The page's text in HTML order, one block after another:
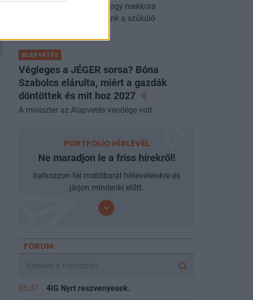
Egyre fontosabb kérdés, hogy mekkora
gazdasági értéket teremtünk a szűkülő
ALAPVETÉS
Végleges a JÉGER sorsa? Bóna
Szabolcs elárulta, miért a gazdák
döntöttek és mit hoz 2027
A miniszter az Alapvetés vendége volt.
PORTFOLIO HÍRLEVÉL
Ne maradjon le a friss hírekről!
Iratkozzon fel mobilbarát hírleveleinkre és
járjon mindenki előtt.
FÓRUM
05:37 4IG Nyrt reszvenyesek.